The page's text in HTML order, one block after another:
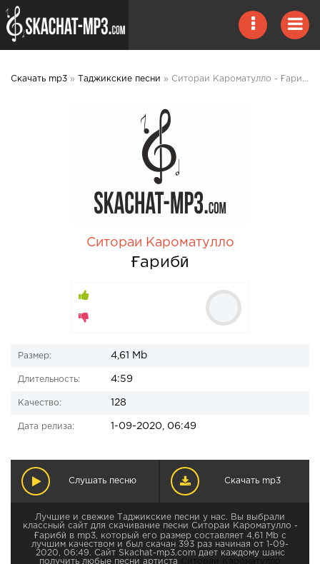
Скачать mp3 » Таджикские песни » Ситораи Кароматулло - Ғарибӣ mp3 скачать
Ситораи Кароматулло
Ғарибӣ
Размер: 4,61 Mb
Длительность: 4:59
Качество: 128
Дата релиза: 1-09-2020, 06:49
Слушать песню Скачать mp3
Лучшие и свежие Таджикские песни у нас. Вы выбрали
классный сайт для скачивание песни Ситораи Кароматулло -
Ғарибӣ в mp3, который его размер составляет 4,61 Mb с
лучшим качеством и был скачан 393 раз начиная от 1-09-
2020, 06:49. Сайт Skachat-mp3.com дает каждому шанс
получить любые песни артиста
Ситораи Кароматулло